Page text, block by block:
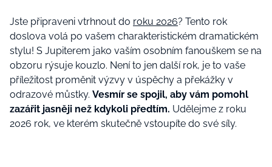
Jste připraveni vtrhnout do roku 2026? Tento rok
doslova volá po vašem charakteristickém dramatickém
stylu! S Jupiterem jako vaším osobním fanouškem se na
obzoru rýsuje kouzlo. Není to jen další rok, je to vaše
příležitost proměnit výzvy v úspěchy a překážky v
odrazové můstky. Vesmír se spojil, aby vám pomohl
zazářit jasněji než kdykoli předtím. Udělejme z roku
2026 rok, ve kterém skutečně vstoupíte do své síly.